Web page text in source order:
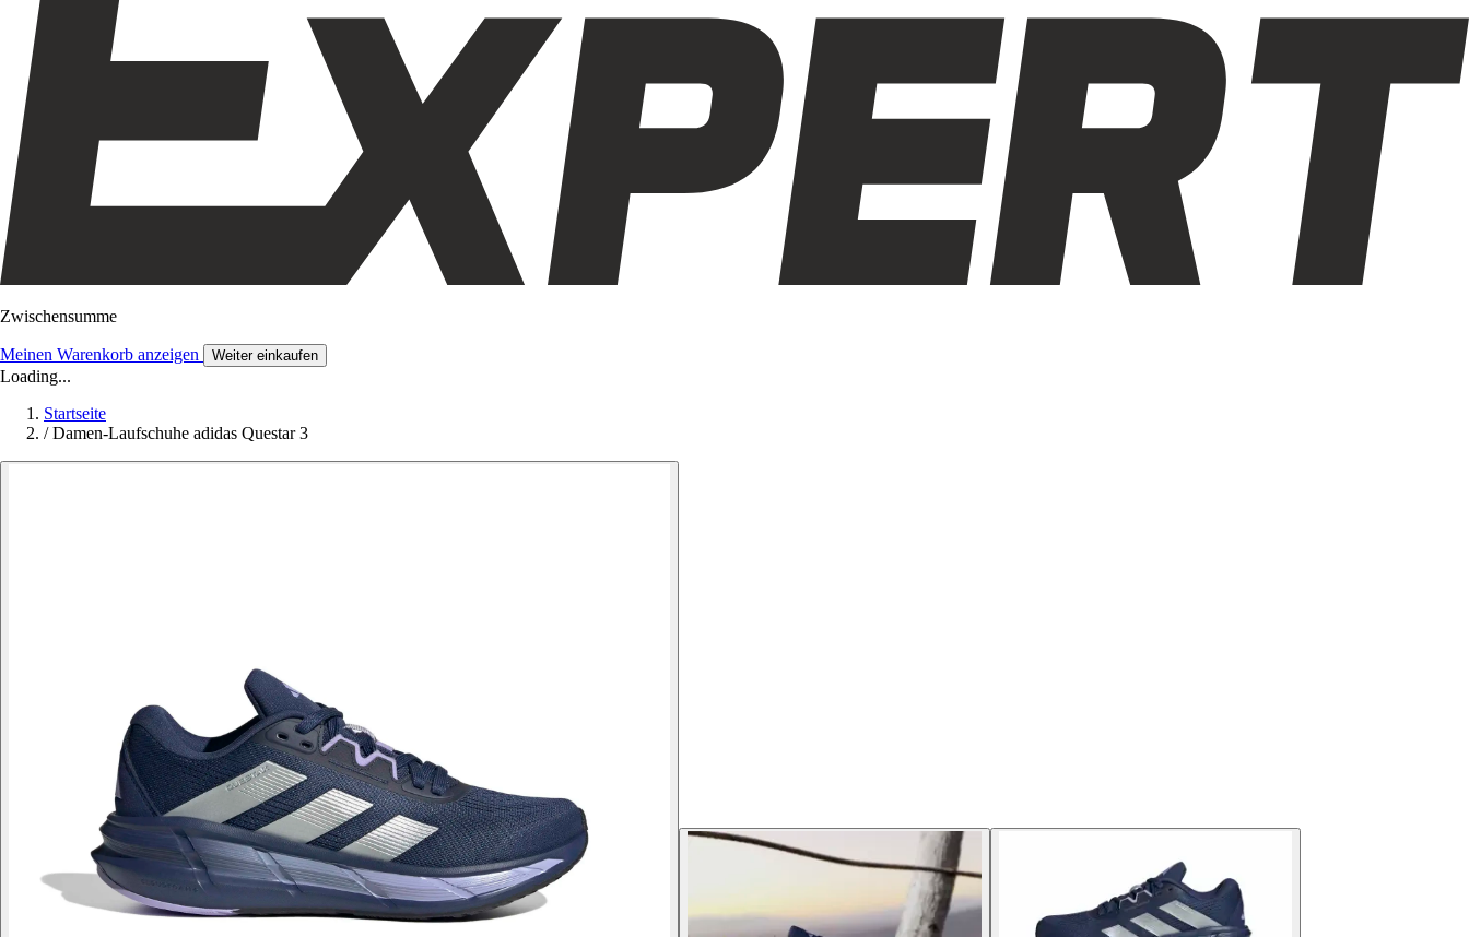
Zwischensumme
Meinen Warenkorb anzeigen Weiter einkaufen
Loading...
Startseite
/ Damen-Laufschuhe adidas Questar 3